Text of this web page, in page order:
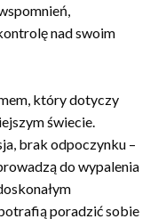
nad swoim
który dotyczy
świecie.
brak odpoczynku –
do wypalenia
poradzić sobie